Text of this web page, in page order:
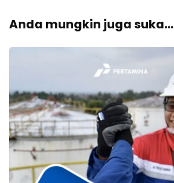
Anda mungkin juga suka...